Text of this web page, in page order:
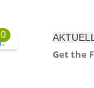
0
Get the